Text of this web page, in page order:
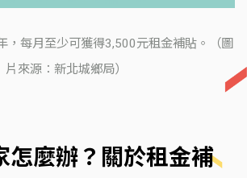
，每月至少可獲得3,500元租金補貼。（圖
片來源：新北城鄉局）
怎麼辦？關於租金補